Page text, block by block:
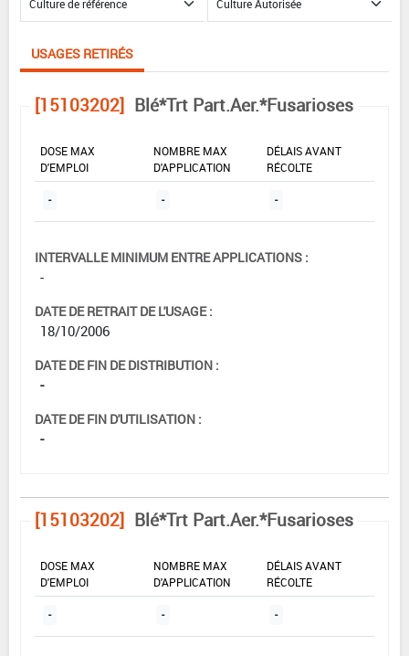
USAGES RETIRÉS
[15103202] Blé*Trt Part.Aer.*Fusarioses
DOSE MAX
D'EMPLOI
NOMBRE MAX
D'APPLICATION
DÉLAIS AVANT
RÉCOLTE
- - -
INTERVALLE MINIMUM ENTRE APPLICATIONS :
-
DATE DE RETRAIT DE L'USAGE :
18/10/2006
DATE DE FIN DE DISTRIBUTION :
-
DATE DE FIN D'UTILISATION :
-
[15103202] Blé*Trt Part.Aer.*Fusarioses
DOSE MAX
D'EMPLOI
NOMBRE MAX
D'APPLICATION
DÉLAIS AVANT
RÉCOLTE
- - -